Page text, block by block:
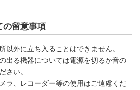
の留意事項
以外に立ち入ることはできません。
出る機器については電源を切るか音の
さい。
ラ、レコーダー等の使用はご遠慮くだ